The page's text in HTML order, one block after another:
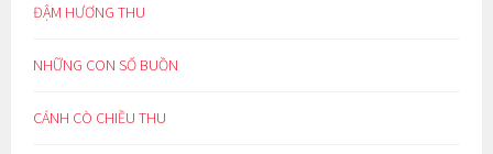
ĐẬM HƯƠNG THU
NHỮNG CON SỐ BUỒN
CÁNH CÒ CHIỀU THU